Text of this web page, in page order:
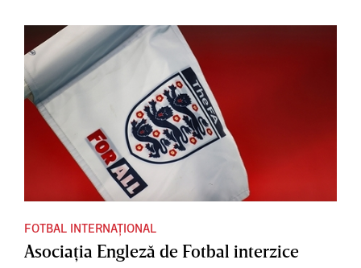
FOTBAL INTERNAȚIONAL
Asociaţia Engleză de Fotbal interzice